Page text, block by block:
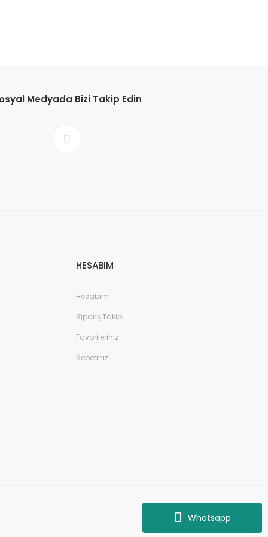
Whatsapp
Medyada Bizi Takip Edin
HESABIM
Hesabım
Sipariş Takip
Favorileriniz
Sepetiniz